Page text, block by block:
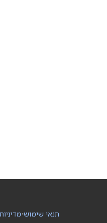
•תנאי שימוש